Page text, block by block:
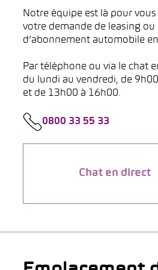
Notre équipe est là pour vous
votre demande de leasing ou
d’abonnement automobile
Par téléphone ou via le chat
du lundi au vendredi, de
et de 13h00 à 16h00.
0800 33 55 33
Chat en direct